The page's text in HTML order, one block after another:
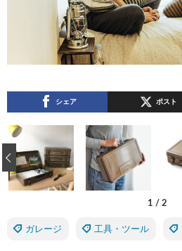
シェア ポスト
1 / 2
‹
ガレージ 工具・ツール